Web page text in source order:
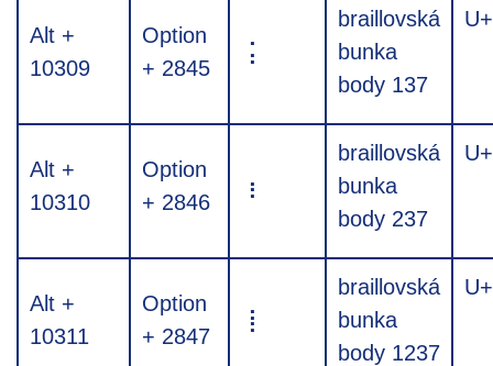
Alt +
10309
Option
+ 2845
⡅
braillovská
bunka
body 137
Alt +
10310
Option
+ 2846
⡆
braillovská
bunka
body 237
Alt +
10311
Option
+ 2847
⡇
braillovská
bunka
body 1237